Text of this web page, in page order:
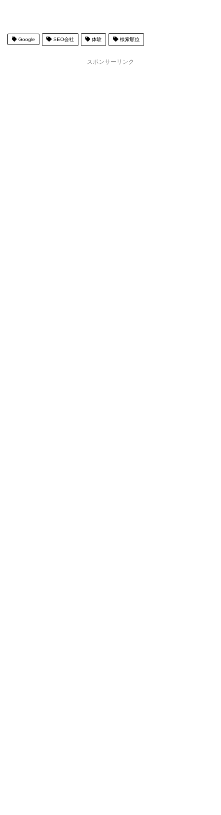
Google SEO会社 体験 検索順位
スポンサーリンク